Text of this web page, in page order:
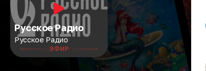
Русское Радио
Русское Радио
ЭФИР